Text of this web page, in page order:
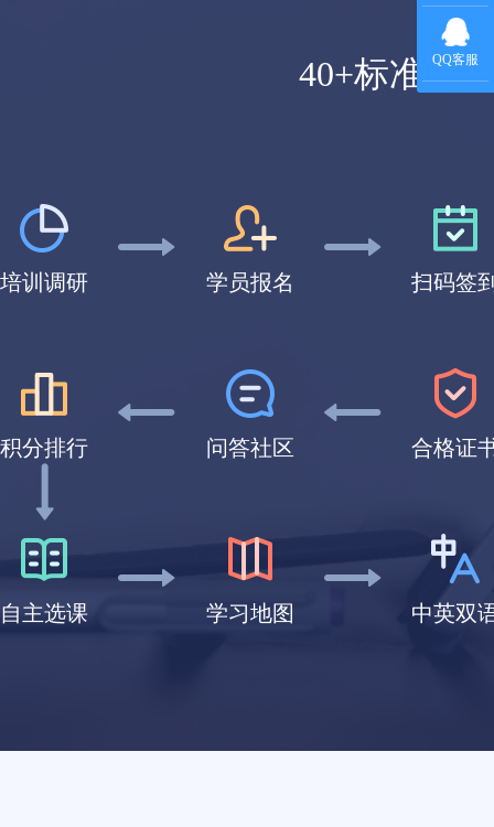
40+标准功
培训调研 学员报名 扫码签
积分排行 问答社区 合格证
自主选课 学习地图 中英双
QQ客服